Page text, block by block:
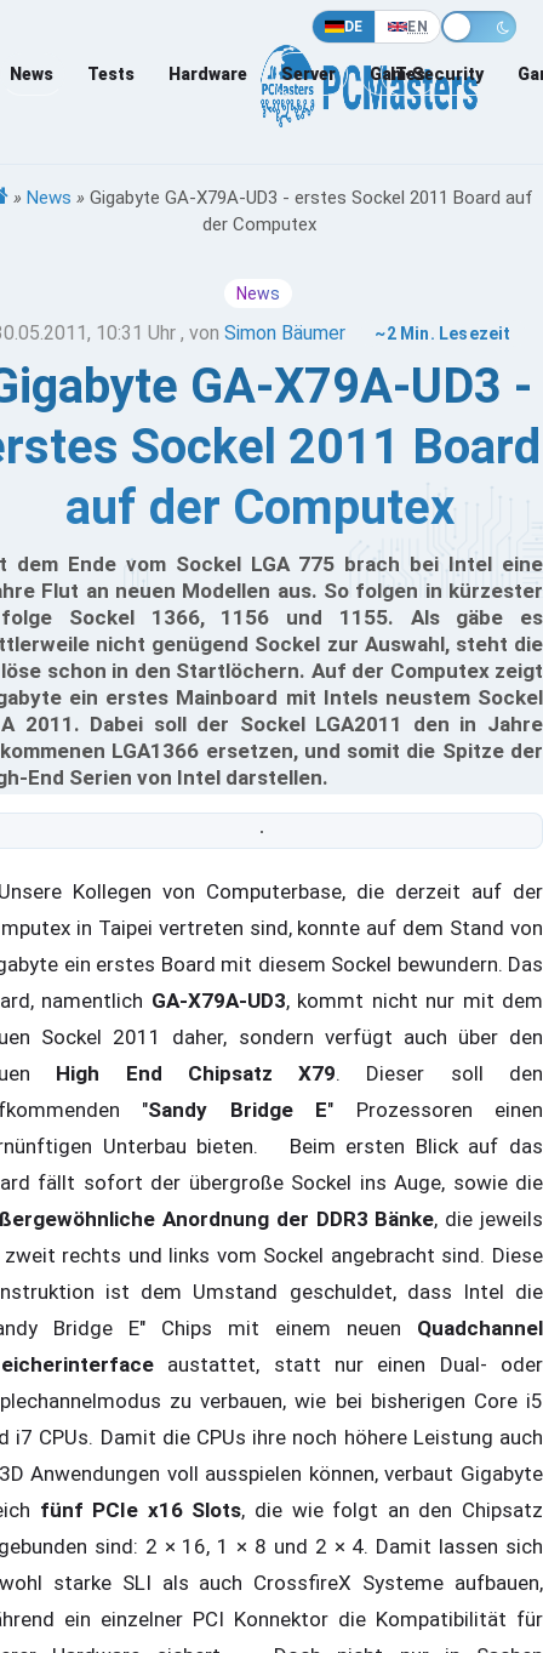
DE EN
News Tests Hardware Server Games
IT-Security
» News » Gigabyte GA-X79A-UD3 - erstes Sockel 2011 Board auf
der Computex
News
10:31 Uhr , vonSimon Bäumer ~2 Min. Lesezeit
GA-X79A-UD3 -
Sockel 2011 Board
auf der Computex
dem Ende vom Sockel LGA 775 brach bei Intel eine
Flut an neuen Modellen aus. So folgen in kürzester
Sockel 1366, 1156 und 1155. Als gäbe es
nicht genügend Sockel zur Auswahl, steht die
schon in den Startlöchern. Auf der Computex zeigt
ein erstes Mainboard mit Intels neustem Sockel
2011. Dabei soll der Sockel LGA2011 den in Jahre
LGA1366 ersetzen, und somit die Spitze der
End Serien von Intel darstellen.
Kollegen von Computerbase, die derzeit auf der
in Taipei vertreten sind, konnte auf dem Stand von
ein erstes Board mit diesem Sockel bewundern. Das
namentlich GA-X79A-UD3, kommt nicht nur mit dem
Sockel 2011 daher, sondern verfügt auch über den
High End Chipsatz X79. Dieser soll den
"Sandy Bridge E" Prozessoren einen
Unterbau bieten. Beim ersten Blick auf das
fällt sofort der übergroße Sockel ins Auge, sowie die
Anordnung der DDR3 Bänke, die jeweils
rechts und links vom Sockel angebracht sind. Diese
ist dem Umstand geschuldet, dass Intel die
Bridge E" Chips mit einem neuen Quadchannel
austattet, statt nur einen Dual- oder
zu verbauen, wie bei bisherigen Core i5
i7 CPUs. Damit die CPUs ihre noch höhere Leistung auch
Anwendungen voll ausspielen können, verbaut Gigabyte
fünf PCIe x16 Slots, die wie folgt an den Chipsatz
sind: 2 × 16, 1 × 8 und 2 × 4. Damit lassen sich
starke SLI als auch CrossfireX Systeme aufbauen,
ein einzelner PCI Konnektor die Kompatibilität für